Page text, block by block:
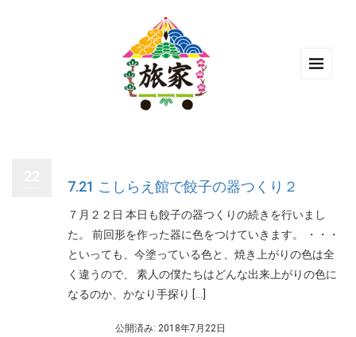
7.21 こしらえ館で餃子の器つくり２
７月２２日 本日も餃子の器つくりの続きを行いまし
た。 前回形を作った器に色をつけていきます。 ・・・
といっても、今塗っている色と、焼き上がりの色は全
く違うので、 素人の僕たちはどんな出来上がりの色に
なるのか、かなり手探り […]
公開済み: 2018年7月22日